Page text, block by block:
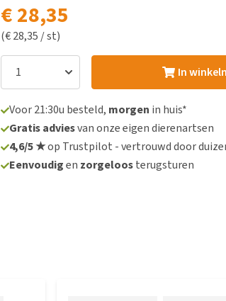
€ 28,35
(€ 28,35 / st)
In
Voor 21:30u besteld, morgen in huis*
Gratis adviesvan onze eigen dierenartsen
4,6/5 ★op Trustpilot - vertrouwd door
Eenvoudigen zorgeloosterugsturen